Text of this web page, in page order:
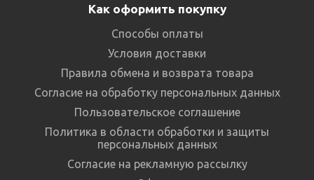
Как оформить покупку
Способы оплаты
Условия доставки
Правила обмена и возврата товара
Согласие на обработку персональных данных
Пользовательское соглашение
Политика в области обработки и защиты
персональных данных
Согласие на рекламную рассылку